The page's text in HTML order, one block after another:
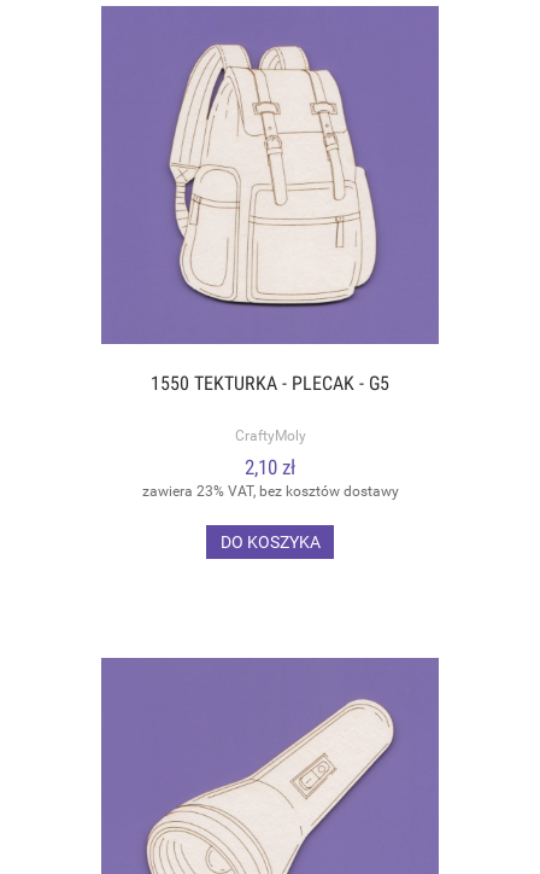
1550 TEKTURKA - PLECAK - G5
CraftyMoly
2,10 zł
zawiera 23% VAT, bez kosztów dostawy
DO KOSZYKA